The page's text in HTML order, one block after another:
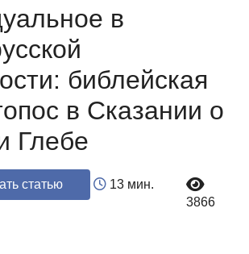
в
библейская
в Сказании о
Глебе
статью
13 мин.
3866